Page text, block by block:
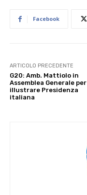
Facebook
ARTICOLO PRECEDENTE
G20: Amb. Mattiolo in
Assemblea Generale per
illustrare Presidenza
italiana